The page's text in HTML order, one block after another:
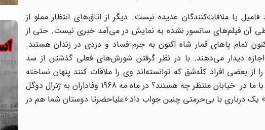
یا ملاقات‌کنندگان عدیده نیست. دیگر از اتاق‌های انتظار مملو از
آن فیلم‌های سانسور نشده به نمایش در می‌آمد خبری نیست. حتی از
تمام پاهای قمار شاه اکنون به جرم فساد و دزدی در زندان هستند.
اجازه دیدار می‌دهند. با در نظر گرفتن شورش‌های فعلی گذشتن از سد
بعضی افراد کلّه‌شق که توانسته‌اند وی را ملاقات کنند پنهان نساخته
است:«کجا هستند دوستان ما؟ آنها برای نشان دادن همبستگی خود با ما در خیابان منتظر چه هستند؟ در ماه مه 1968 وفاداران به ژنرال دوگل
یک درباری با بی‌حرمتی چنین جواب داد:«علیاحضرتا دوستان شما هم در